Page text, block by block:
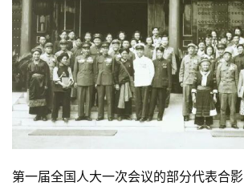
第一届全国人大一次会议的部分代表合影